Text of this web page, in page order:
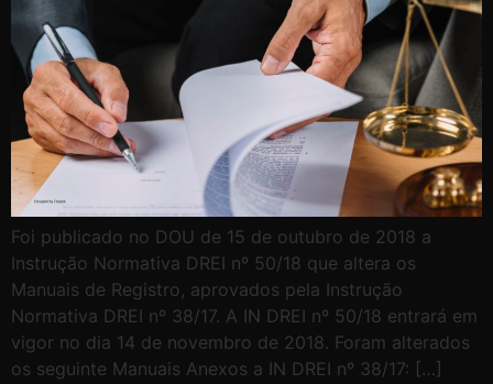
Foi publicado no DOU de 15 de outubro de 2018 a
Instrução Normativa DREI nº 50/18 que altera os
Manuais de Registro, aprovados pela Instrução
Normativa DREI nº 38/17. A IN DREI nº 50/18 entrará em
vigor no dia 14 de novembro de 2018. Foram alterados
os seguinte Manuais Anexos a IN DREI nº 38/17: […]